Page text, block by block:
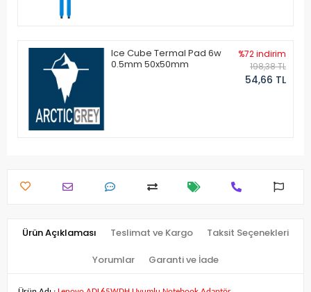
Ice Cube Termal Pad 6w
0.5mm 50x50mm
%72 indirim
198,38 TL
54,66 TL
Ürün Açıklaması Teslimat ve Kargo Taksit Seçenekleri
Yorumlar Garanti ve İade